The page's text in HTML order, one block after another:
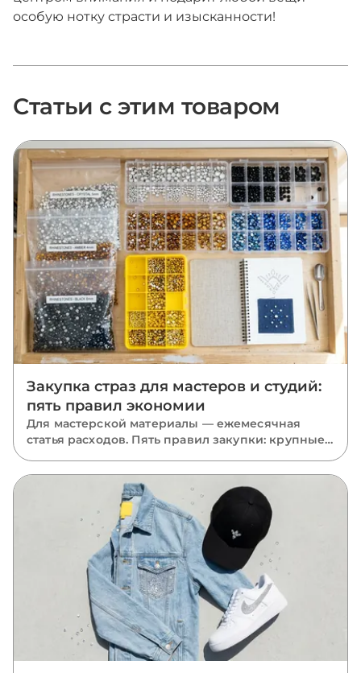
особую нотку страсти и изысканности!
Статьи с этим товаром
Закупка страз для мастеров и студий:
пять правил экономии
Для мастерской материалы — ежемесячная
статья расходов. Пять правил закупки: крупные
там, где он уместен, и одна партия на проект.